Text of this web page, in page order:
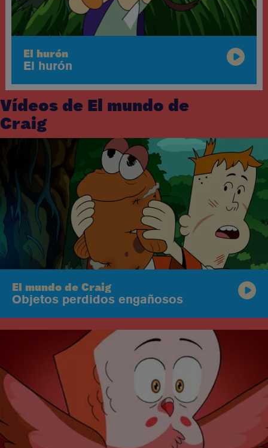
El hurón
El hurón
Vídeos de El mundo de
Craig
El mundo de Craig
Objetos perdidos engañosos